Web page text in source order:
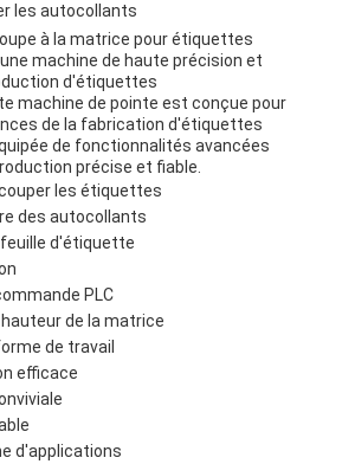
les autocollants
à la matrice pour étiquettes
machine de haute précision et
d'étiquettes
machine de pointe est conçue pour
de la fabrication d'étiquettes
de fonctionnalités avancées
précise et fiable.
les étiquettes
des autocollants
d'étiquette
PLC
hauteur de la matrice
de travail
efficace
d'applications